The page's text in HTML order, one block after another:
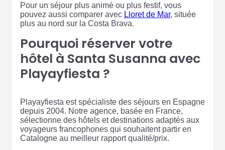
Pour un séjour plus animé ou plus festif, vous
pouvez aussi comparer avec Lloret de Mar, située
plus au nord sur la Costa Brava.
Pourquoi réserver votre
hôtel à Santa Susanna avec
Playayfiesta ?
Playayfiesta est spécialiste des séjours en Espagne
depuis 2004. Notre agence, basée en France,
sélectionne des hôtels et destinations adaptés aux
voyageurs francophones qui souhaitent partir en
Catalogne au meilleur rapport qualité/prix.